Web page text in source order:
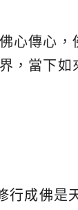
心傳心，
，當下如
行成佛是